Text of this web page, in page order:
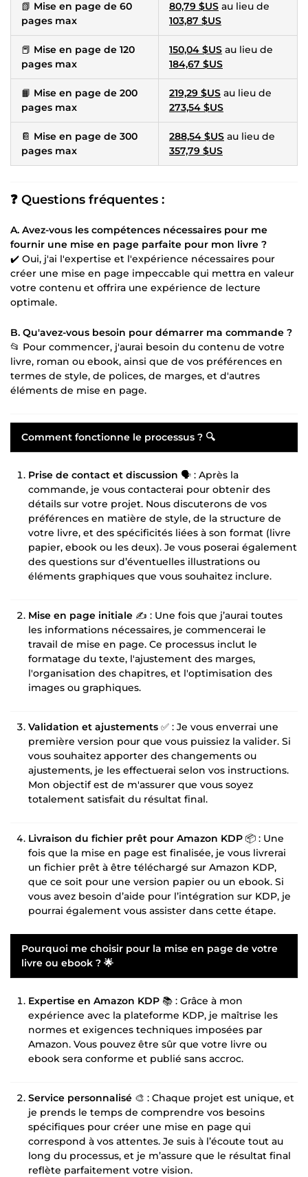
📗 Mise en page de 60
pages max
80,79 $US au lieu de
103,87 $US
📕 Mise en page de 120
pages max
150,04 $US au lieu de
184,67 $US
📙 Mise en page de 200
pages max
219,29 $US au lieu de
273,54 $US
📔 Mise en page de 300
pages max
288,54 $US au lieu de
357,79 $US
❓ Questions fréquentes :
A. Avez-vous les compétences nécessaires pour me
fournir une mise en page parfaite pour mon livre ?
✔️ Oui, j'ai l'expertise et l'expérience nécessaires pour
créer une mise en page impeccable qui mettra en valeur
votre contenu et offrira une expérience de lecture
optimale.
B. Qu'avez-vous besoin pour démarrer ma commande ?
📂 Pour commencer, j'aurai besoin du contenu de votre
livre, roman ou ebook, ainsi que de vos préférences en
termes de style, de polices, de marges, et d'autres
éléments de mise en page.
Comment fonctionne le processus ? 🔍
Prise de contact et discussion 🗣️ : Après la
commande, je vous contacterai pour obtenir des
détails sur votre projet. Nous discuterons de vos
préférences en matière de style, de la structure de
votre livre, et des spécificités liées à son format (livre
papier, ebook ou les deux). Je vous poserai également
des questions sur d’éventuelles illustrations ou
éléments graphiques que vous souhaitez inclure.
Mise en page initiale ✍️ : Une fois que j’aurai toutes
les informations nécessaires, je commencerai le
travail de mise en page. Ce processus inclut le
formatage du texte, l'ajustement des marges,
l'organisation des chapitres, et l'optimisation des
images ou graphiques.
Validation et ajustements ✅ : Je vous enverrai une
première version pour que vous puissiez la valider. Si
vous souhaitez apporter des changements ou
ajustements, je les effectuerai selon vos instructions.
Mon objectif est de m'assurer que vous soyez
totalement satisfait du résultat final.
Livraison du fichier prêt pour Amazon KDP 📦 : Une
fois que la mise en page est finalisée, je vous livrerai
un fichier prêt à être téléchargé sur Amazon KDP,
que ce soit pour une version papier ou un ebook. Si
vous avez besoin d’aide pour l’intégration sur KDP, je
pourrai également vous assister dans cette étape.
Pourquoi me choisir pour la mise en page de votre
livre ou ebook ? 🌟
Expertise en Amazon KDP 📚 : Grâce à mon
expérience avec la plateforme KDP, je maîtrise les
normes et exigences techniques imposées par
Amazon. Vous pouvez être sûr que votre livre ou
ebook sera conforme et publié sans accroc.
Service personnalisé 🎨 : Chaque projet est unique, et
je prends le temps de comprendre vos besoins
spécifiques pour créer une mise en page qui
correspond à vos attentes. Je suis à l’écoute tout au
long du processus, et je m’assure que le résultat final
reflète parfaitement votre vision.